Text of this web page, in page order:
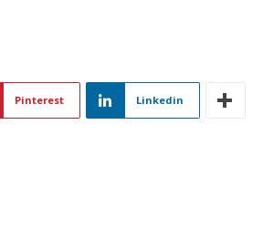
Pinterest Linkedin